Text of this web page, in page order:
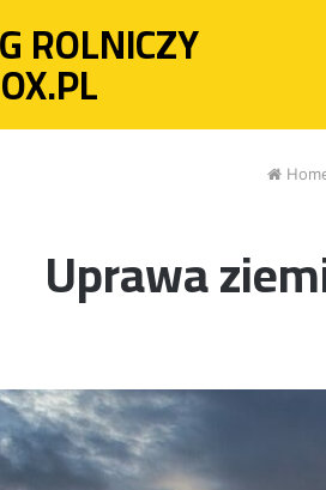
ROLNICZY
Uprawa